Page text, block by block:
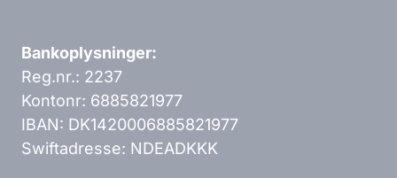
Bankoplysninger:
Reg.nr.: 2237
Kontonr: 6885821977
IBAN: DK1420006885821977
Swiftadresse: NDEADKKK